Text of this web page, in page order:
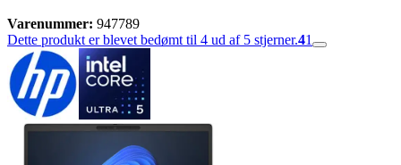
Varenummer: 947789
Dette produkt er blevet bedømt til 4 ud af 5 stjerner.41